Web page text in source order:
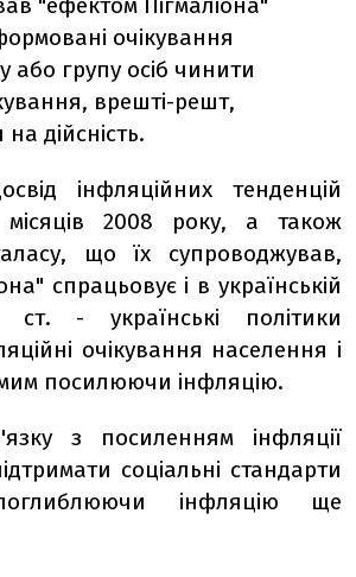
очікування
або групу осіб чинити
врешті-решт,
дійсність.
інфляційних тенденцій
2008 року, а також
що їх супроводжував,
спрацьовує і в українській
ст. - українські політики
очікування населення і
посилюючи інфляцію.
з посиленням інфляції
соціальні стандарти
інфляцію ще